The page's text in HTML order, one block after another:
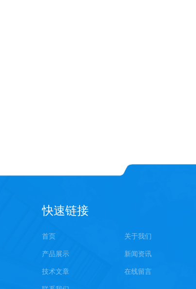
快速链接
首页 关于我们
产品展示 新闻资讯
技术文章 在线留言